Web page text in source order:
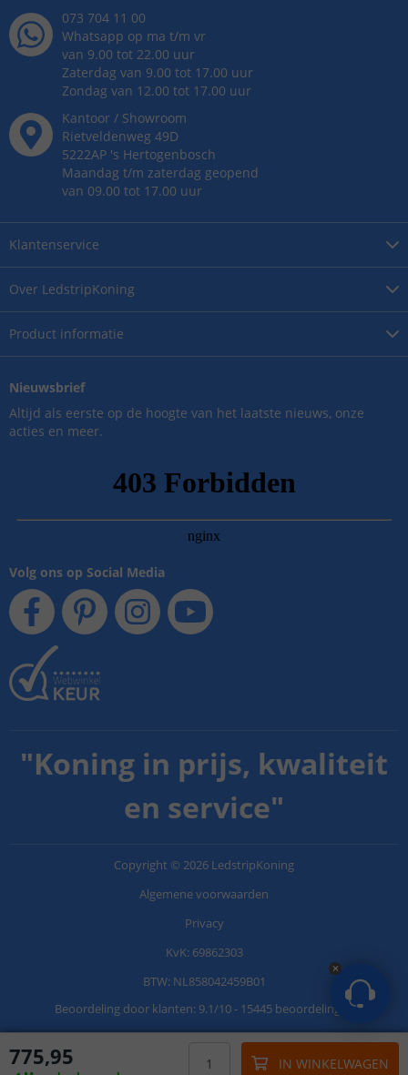
775,95 IN WINKELWAGEN
Over LedstripKoning
Product informatie
Klantenservice
073 704 11 00
Whatsapp op ma t/m vr
van 9.00 tot 22.00 uur
Zaterdag van 9.00 tot 17.00 uur
Zondag van 12.00 tot 17.00 uur
Kantoor / Showroom
Rietveldenweg 49D
5222AP 's Hertogenbosch
Maandag t/m zaterdag geopend
van 09.00 tot 17.00 uur
Nieuwsbrief
Altijd als eerste op de hoogte van het laatste nieuws, onze
acties en meer.
Volg ons op Social Media
"Koning in prijs, kwaliteit
en service"
Copyright © 2026 LedstripKoning
Algemene voorwaarden
Privacy
KvK: 69862303
BTW: NL858042459B01
Beoordeling door klanten: 9.1/10- 15445 beoordelingen